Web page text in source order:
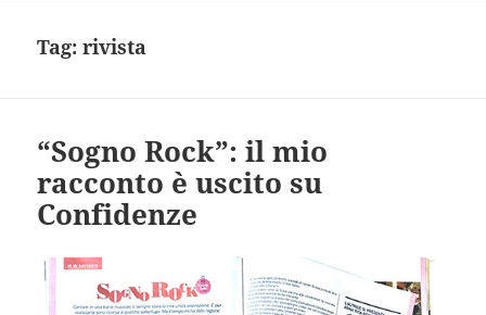
Tag:rivista
“Sogno Rock”: il mio
racconto è uscito su
Confidenze